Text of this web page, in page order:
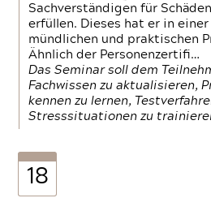
Sachverständigen für
erfüllen. Dieses hat er in
mündlichen und praktischen
Ähnlich der Personenzertifi…
Das Seminar soll dem
Fachwissen zu aktualisieren,
kennen zu lernen,
Stresssituationen zu
18